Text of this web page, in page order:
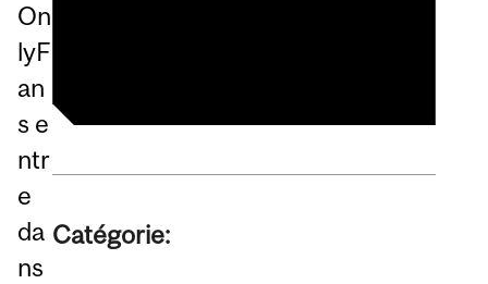
On
lyF
an
s e
ntr
e
da
ns
Catégorie: